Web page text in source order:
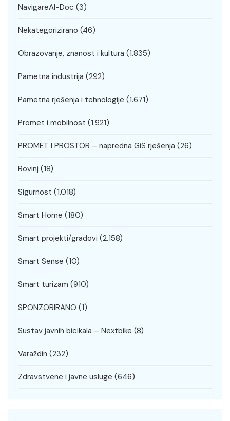
NavigareAI-Doc (3)
Nekategorizirano (46)
Obrazovanje, znanost i kultura (1.835)
Pametna industrija (292)
Pametna rješenja i tehnologije (1.671)
Promet i mobilnost (1.921)
PROMET I PROSTOR – napredna GiS rješenja (26)
Rovinj (18)
Sigurnost (1.018)
Smart Home (180)
Smart projekti/gradovi (2.158)
Smart Sense (10)
Smart turizam (910)
SPONZORIRANO (1)
Sustav javnih bicikala – Nextbike (8)
Varaždin (232)
Zdravstvene i javne usluge (646)